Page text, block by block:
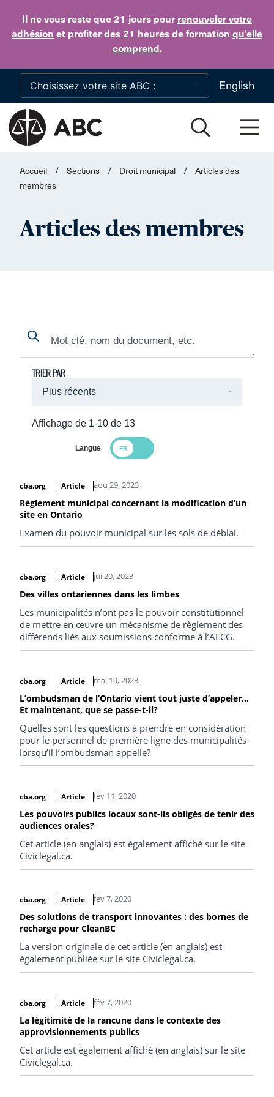
Il ne vous reste que 21 jours pour renouveler votre
adhésion et profiter des 21 heures de formation qu’elle
comprend.
Skip to main content
English
Accueil / Sections / Droit municipal /
Articles des
membres
Articles des membres
Search
Search
Affichage de 1-10 de 13
TRIER PAR
Langue
cba.org
Article aou 29, 2023
Règlement municipal concernant la modification d’un
site en Ontario
Examen du pouvoir municipal sur les sols de déblai.
cba.org Article jui 20, 2023
Des villes ontariennes dans les limbes
Les municipalités n’ont pas le pouvoir constitutionnel
de mettre en œuvre un mécanisme de règlement des
différends liés aux soumissions conforme à l’AECG.
cba.org Article mai 19, 2023
L’ombudsman de l’Ontario vient tout juste d’appeler…
Et maintenant, que se passe-t-il?
Quelles sont les questions à prendre en considération
pour le personnel de première ligne des municipalités
lorsqu’il l’ombudsman appelle?
cba.org Article fév 11, 2020
Les pouvoirs publics locaux sont-ils obligés de tenir des
audiences orales?
Cet article (en anglais) est également affiché sur le site
Civiclegal.ca.
cba.org Article fév 7, 2020
Des solutions de transport innovantes : des bornes de
recharge pour CleanBC
La version originale de cet article (en anglais) est
également publiée sur le site Civiclegal.ca.
cba.org Article fév 7, 2020
La légitimité de la rancune dans le contexte des
approvisionnements publics
Cet article est également affiché (en anglais) sur le site
Civiclegal.ca.